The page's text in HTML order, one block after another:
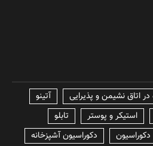
آتینو
استیکر و پوستر
تابلو
دکوراسیون
دکوراسیون آشپزخانه